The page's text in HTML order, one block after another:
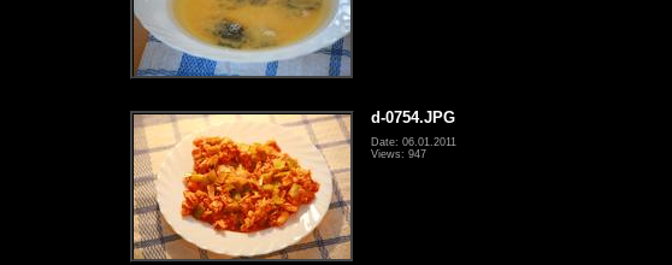
d-0754.JPG
Date: 06.01.2011
Views: 947